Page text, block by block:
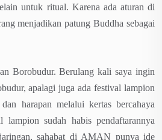
untuk ritual. Karena ada aturan di
menjadikan patung Buddha sebagai
Borobudur. Berulang kali saya ingin
apalagi juga ada festival lampion
harapan melalui kertas bercahaya
lampion sudah habis pendaftarannya
sahabat di AMAN punya ide